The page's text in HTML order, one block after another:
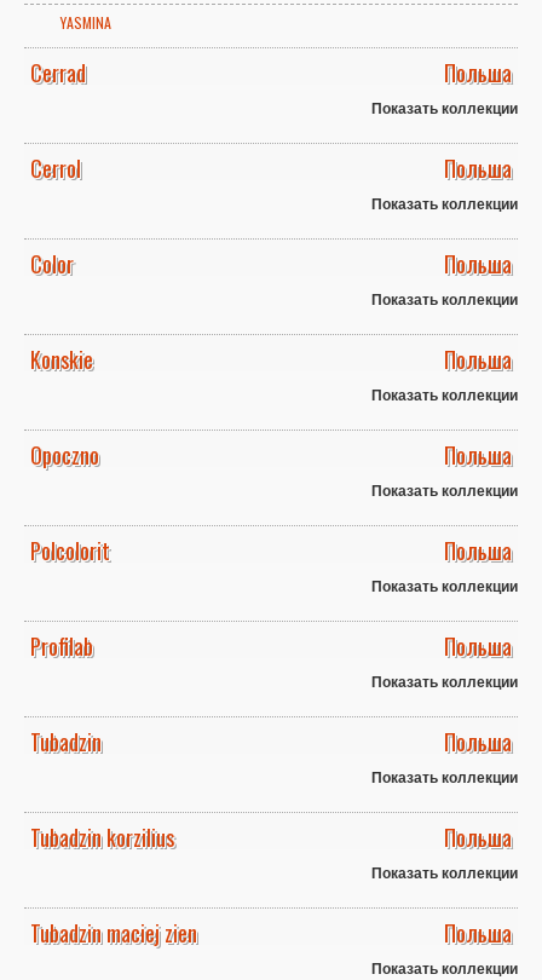
YASMINA
Cerrad Польша
Показать коллекции
Cerrol Польша
Показать коллекции
Color Польша
Показать коллекции
Konskie Польша
Показать коллекции
Opoczno Польша
Показать коллекции
Polcolorit Польша
Показать коллекции
Profilab Польша
Показать коллекции
Tubadzin Польша
Показать коллекции
Tubadzin korzilius Польша
Показать коллекции
Tubadzin maciej zien Польша
Показать коллекции